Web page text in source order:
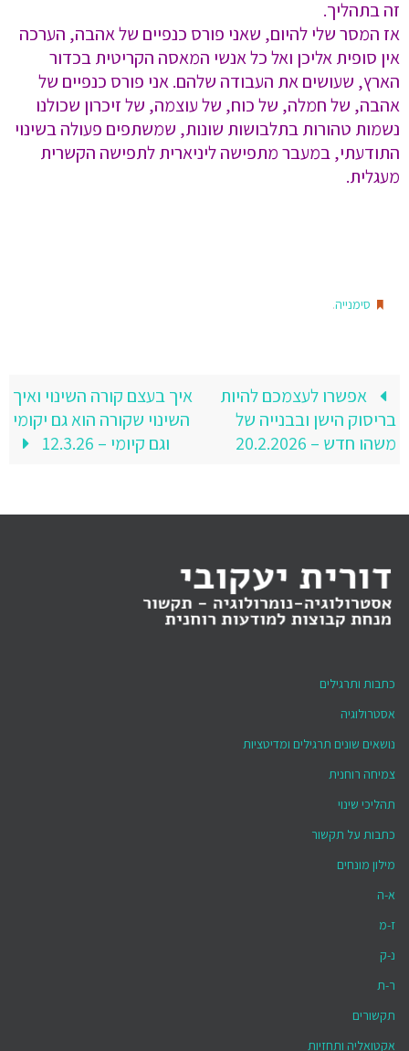
זה בתהליך.
אז המסר שלי להיום, שאני פורס כנפיים של אהבה, הערכה
אין סופית אליכן ואל כל אנשי המאסה הקריטית בכדור
הארץ, שעושים את העבודה שלהם. אני פורס כנפיים של
אהבה, של חמלה, של כוח, של עוצמה, של זיכרון שכולנו
נשמות טהורות בתלבושות שונות, שמשתפים פעולה בשינוי
התודעתי, במעבר מתפישה ליניארית לתפישה הקשרית
מעגלית.
סימנייה.
אפשרו לעצמכם להיות
בריסוק הישן ובבנייה של
משהו חדש – 20.2.2026
איך בעצם קורה השינוי ואיך
השינוי שקורה הוא גם יקומי
וגם קיומי – 12.3.26
כתבות ותרגילים
אסטרולוגיה
נושאים שונים תרגילים ומדיטציות
צמיחה רוחנית
תהליכי שינוי
כתבות על תקשור
מילון מונחים
א-ה
ז-מ
נ-ק
ר-ת
תקשורים
אקטואליה ותחזיות